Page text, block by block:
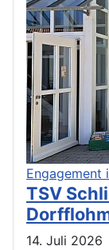
Engagement
TSV
14. Juli 2026